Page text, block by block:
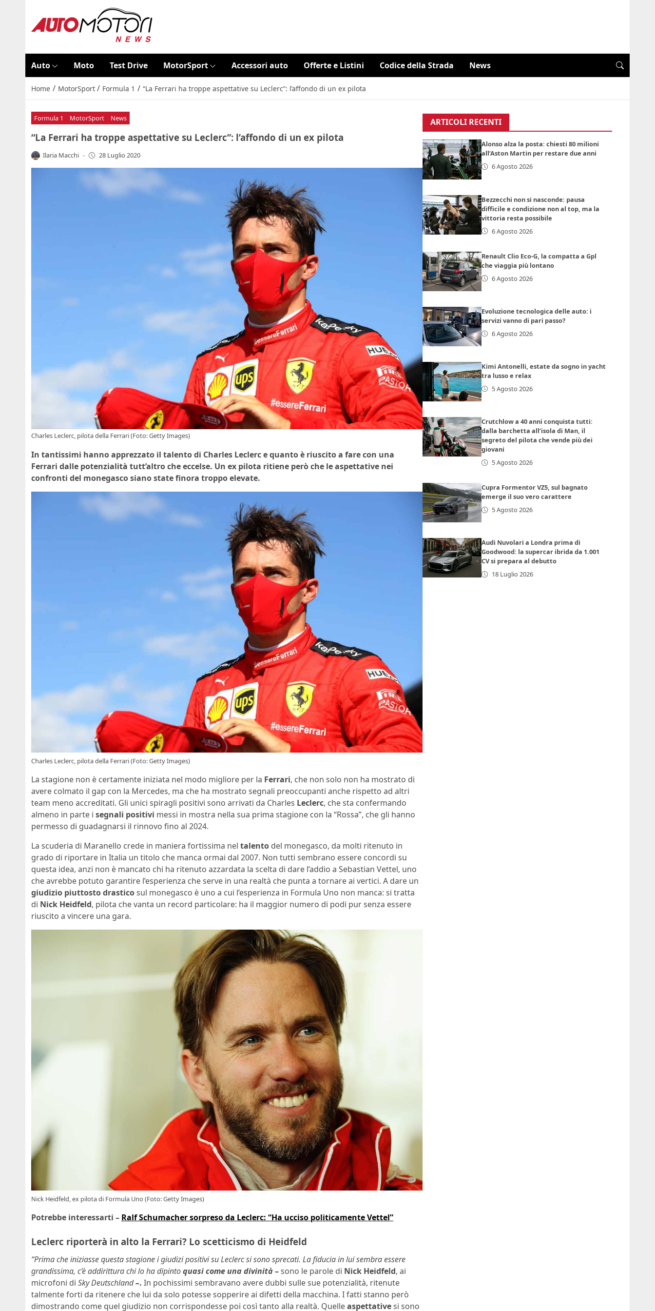
Auto Moto Test Drive MotorSport Accessori auto Offerte e Listini Codice della Strada News
Home / MotorSport / Formula 1 / “La Ferrari ha troppe aspettative su Leclerc”: l’affondo di un ex pilota
Formula 1 MotorSport News
“La Ferrari ha troppe aspettative su Leclerc”: l’affondo di un ex pilota
Ilaria Macchi - 28 Luglio 2020
Charles Leclerc, pilota della Ferrari (Foto: Getty Images)
In tantissimi hanno apprezzato il talento di Charles Leclerc e quanto è riuscito a fare con una
Ferrari dalle potenzialità tutt’altro che eccelse. Un ex pilota ritiene però che le aspettative nei
confronti del monegasco siano state finora troppo elevate.
Charles Leclerc, pilota della Ferrari (Foto: Getty Images)
La stagione non è certamente iniziata nel modo migliore per la Ferrari, che non solo non ha mostrato di
avere colmato il gap con la Mercedes, ma che ha mostrato segnali preoccupanti anche rispetto ad altri
team meno accreditati. Gli unici spiragli positivi sono arrivati da Charles Leclerc, che sta confermando
almeno in parte i segnali positivi messi in mostra nella sua prima stagione con la “Rossa”, che gli hanno
permesso di guadagnarsi il rinnovo fino al 2024.
La scuderia di Maranello crede in maniera fortissima nel talento del monegasco, da molti ritenuto in
grado di riportare in Italia un titolo che manca ormai dal 2007. Non tutti sembrano essere concordi su
questa idea, anzi non è mancato chi ha ritenuto azzardata la scelta di dare l’addio a Sebastian Vettel, uno
che avrebbe potuto garantire l’esperienza che serve in una realtà che punta a tornare ai vertici. A dare un
giudizio piuttosto drasticosul monegasco è uno a cui l’esperienza in Formula Uno non manca: si tratta
di Nick Heidfeld, pilota che vanta un record particolare: ha il maggior numero di podi pur senza essere
riuscito a vincere una gara.
Nick Heidfeld, ex pilota di Formula Uno (Foto: Getty Images)
Potrebbe interessarti – Ralf Schumacher sorpreso da Leclerc: “Ha ucciso politicamente Vettel”
Leclerc riporterà in alto la Ferrari? Lo scetticismo di Heidfeld
“Prima che iniziasse questa stagione i giudizi positivi su Leclerc si sono sprecati. La fiducia in lui sembra essere
grandissima, c’è addirittura chi lo ha dipintoquasi come una divinità–sono le parole di Nick Heidfeld, ai
microfoni di Sky Deutschland–. In pochissimi sembravano avere dubbi sulle sue potenzialità, ritenute
talmente forti da ritenere che lui da solo potesse sopperire ai difetti della macchina. I fatti stanno però
dimostrando come quel giudizio non corrispondesse poi così tanto alla realtà. Quelleaspettativesi sono
ARTICOLI RECENTI
Alonso alza la posta: chiesti 80 milioni
all’Aston Martin per restare due anni
6 Agosto 2026
Bezzecchi non si nasconde: pausa
difficile e condizione non al top, ma la
vittoria resta possibile
6 Agosto 2026
Renault Clio Eco-G, la compatta a Gpl
che viaggia più lontano
6 Agosto 2026
Evoluzione tecnologica delle auto: i
servizi vanno di pari passo?
6 Agosto 2026
Kimi Antonelli, estate da sogno in yacht
tra lusso e relax
5 Agosto 2026
Crutchlow a 40 anni conquista tutti:
dalla barchetta all’isola di Man, il
segreto del pilota che vende più dei
giovani
5 Agosto 2026
Cupra Formentor VZ5, sul bagnato
emerge il suo vero carattere
5 Agosto 2026
Audi Nuvolari a Londra prima di
Goodwood: la supercar ibrida da 1.001
CV si prepara al debutto
18 Luglio 2026